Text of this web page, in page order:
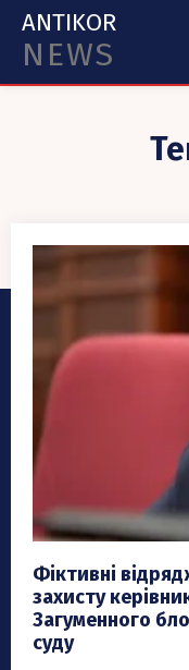
ANTIKOR
NEWS
Фіктивні
захисту
Загуменного
суду